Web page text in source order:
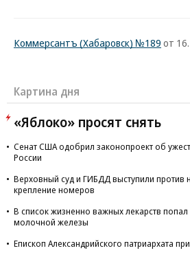
Коммерсантъ (Хабаровск) №189 от
Картина дня
«Яблоко» просят снять
Сенат США одобрил законопроект об
России
Верховный суд и ГИБДД выступили против
крепление номеров
В список жизненно важных лекарств попал
молочной железы
Епископ Александрийского патриархата